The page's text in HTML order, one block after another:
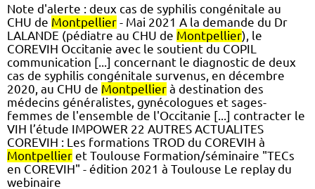
Note d'alerte : deux cas de syphilis congénitale au
CHU de Montpellier - Mai 2021 A la demande du Dr
LALANDE (pédiatre au CHU de Montpellier), le
COREVIH Occitanie avec le soutient du COPIL
communication [...] concernant le diagnostic de deux
cas de syphilis congénitale survenus, en décembre
2020, au CHU de Montpellier à destination des
médecins généralistes, gynécologues et sages-
femmes de l'ensemble de l'Occitanie [...] contracter le
VIH l’étude IMPOWER 22 AUTRES ACTUALITES
COREVIH : Les formations TROD du COREVIH à
Montpellier et Toulouse Formation/séminaire "TECs
en COREVIH" - édition 2021 à Toulouse Le replay du
webinaire